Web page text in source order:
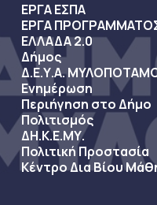
ΕΡΓΑ ΕΣΠΑ
ΕΡΓΑ
ΕΛΛΑΔΑ 2.0
Δήμος
Δ.Ε.Υ.Α.
Ενημέρωση
Περιήγηση στο Δήμο
Πολιτισμός
ΔΗ.Κ.Ε.ΜΥ.
Πολιτική Προστασία
Κέντρο Δια Βίου